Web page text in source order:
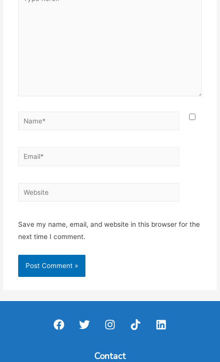
here..
Name*
Email*
Website
Save my name, email, and website in this browser for the
next time I comment.
Contact